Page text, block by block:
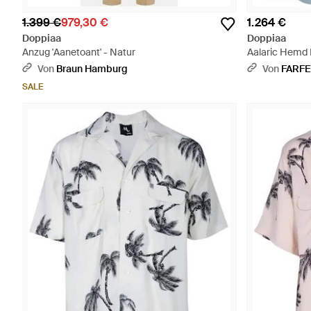
1.399 €979,30 €
Doppiaa
Anzug 'Aanetoant' - Natur
Von Braun Hamburg
SALE
1.264 €
Doppiaa
Aalaric Hemd
Von